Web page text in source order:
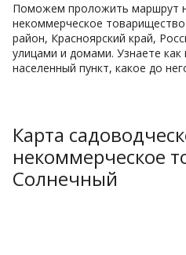
Поможем проложить маршрут
некоммерческое
район, Красноярский край,
улицами и домами. Узнаете как
населенный пункт, какое до
Карта
некоммерческое
Солнечный